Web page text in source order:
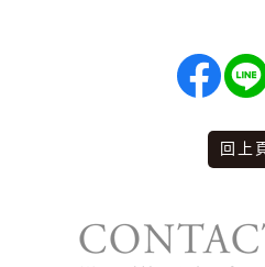
回上
版權說明